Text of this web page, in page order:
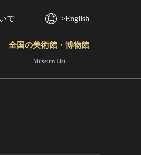
て >English
全国の美術館・博物館
Museum List